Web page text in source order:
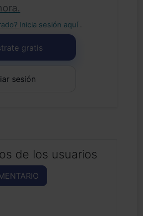
Inicia sesión aquí .
gratis
sesión
de los usuarios